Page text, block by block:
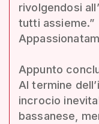
rivolgendosi
tutti assieme.”
Appunto
Al termine
incrocio
bassanese,